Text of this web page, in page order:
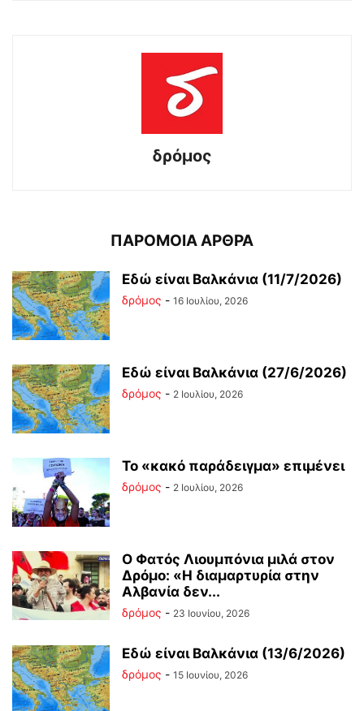
δρόμος
ΠΑΡΟΜΟΙΑ ΑΡΘΡΑ
Εδώ είναι Βαλκάνια (11/7/2026)
δρόμος - 16 Ιουλίου, 2026
Εδώ είναι Βαλκάνια (27/6/2026)
δρόμος - 2 Ιουλίου, 2026
Το «κακό παράδειγμα» επιμένει
δρόμος - 2 Ιουλίου, 2026
Ο Φατός Λιουμπόνια μιλά στον
Δρόμο: «Η διαμαρτυρία στην
Αλβανία δεν...
δρόμος - 23 Ιουνίου, 2026
Εδώ είναι Βαλκάνια (13/6/2026)
δρόμος - 15 Ιουνίου, 2026